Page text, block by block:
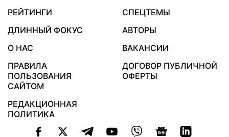
РЕЙТИНГИ
СПЕЦТЕМЫ
ДЛИННЫЙ ФОКУС
АВТОРЫ
О НАС
ВАКАНСИИ
ПРАВИЛА
ПОЛЬЗОВАНИЯ
САЙТОМ
ДОГОВОР ПУБЛИЧНОЙ
ОФЕРТЫ
РЕДАКЦИОННАЯ
ПОЛИТИКА